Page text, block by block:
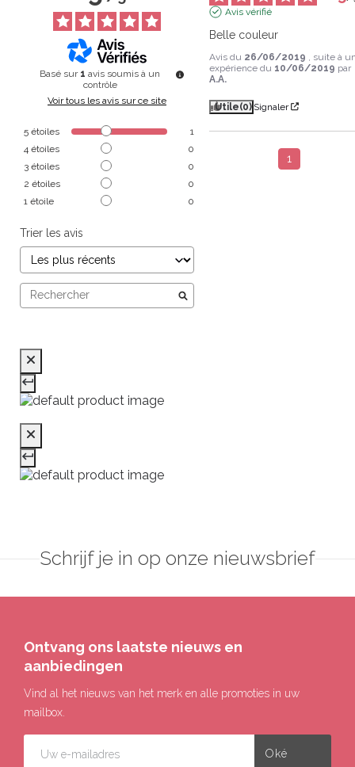
Basé sur 1 avis soumis à un
contrôle
Voir tous les avis sur ce site
5 étoiles
1
4 étoiles
0
3 étoiles
0
2 étoiles
0
1 étoile 0
Trier les avis
Avis vérifié
Belle couleur
Avis du 26/06/2019 , suite à
expérience du 10/06/2019 par
A.A.
Utile(0) Signaler
1
Schrijf je in op onze nieuwsbrief
Ontvang ons laatste nieuws en
aanbiedingen
Vind al het nieuws van het merk en alle promoties in uw
mailbox.